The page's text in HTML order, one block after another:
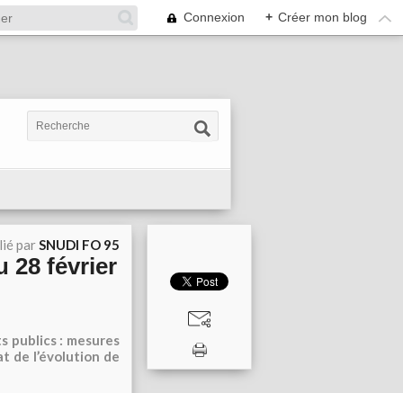
Connexion + Créer mon blog
parSNUDI FO 95
28 février
publics : mesures
de l’évolution de